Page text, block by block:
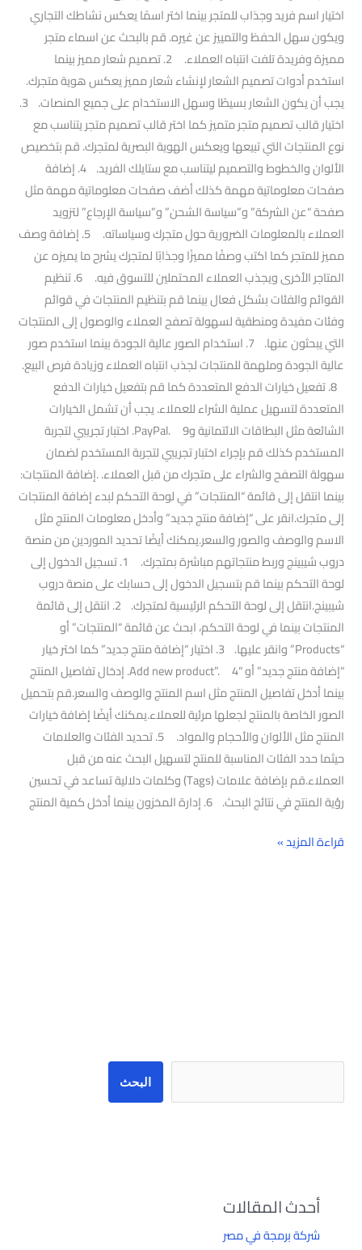
اختيار اسم فريد وجذاب للمتجر بينما اختر اسمًا يعكس نشاطك التجاري
ويكون سهل الحفظ والتمييز عن غيره. قم بالبحث عن اسماء متجر
مميزة وفريدة تلفت انتباه العملاء. 2. تصميم شعار مميز بينما
استخدم أدوات تصميم الشعار لإنشاء شعار مميز يعكس هوية متجرك.
يجب أن يكون الشعار بسيطًا وسهل الاستخدام على جميع المنصات. 3.
اختيار قالب تصميم متجر متميز كما اختر قالب تصميم متجر يتناسب مع
نوع المنتجات التي تبيعها ويعكس الهوية البصرية لمتجرك. قم بتخصيص
الألوان والخطوط والتصميم ليتناسب مع ستايلك الفريد. 4. إضافة
صفحات معلوماتية مهمة كذلك أضف صفحات معلوماتية مهمة مثل
صفحة “عن الشركة” و”سياسة الشحن” و”سياسة الإرجاع” لتزويد
العملاء بالمعلومات الضرورية حول متجرك وسياساته. 5. إضافة وصف
مميز للمتجر كما اكتب وصفًا مميزًا وجذابًا لمتجرك يشرح ما يميزه عن
المتاجر الأخرى ويجذب العملاء المحتملين للتسوق فيه. 6. تنظيم
القوائم والفئات بشكل فعال بينما قم بتنظيم المنتجات في قوائم
وفئات مفيدة ومنطقية لسهولة تصفح العملاء والوصول إلى المنتجات
التي يبحثون عنها. 7. استخدام الصور عالية الجودة بينما استخدم صور
عالية الجودة وملهمة للمنتجات لجذب انتباه العملاء وزيادة فرص البيع.
8. تفعيل خيارات الدفع المتعددة كما قم بتفعيل خيارات الدفع
المتعددة لتسهيل عملية الشراء للعملاء. يجب أن تشمل الخيارات
الشائعة مثل البطاقات الائتمانية وPayPal. 9. اختبار تجريبي لتجربة
المستخدم كذلك قم بإجراء اختبار تجريبي لتجربة المستخدم لضمان
سهولة التصفح والشراء على متجرك من قبل العملاء. .إضافة المنتجات:
بينما انتقل إلى قائمة “المنتجات” في لوحة التحكم لبدء إضافة المنتجات
إلى متجرك.انقر على “إضافة منتج جديد” وأدخل معلومات المنتج مثل
الاسم والوصف والصور والسعر.يمكنك أيضًا تحديد الموردين من منصة
دروب شيبينج وربط منتجاتهم مباشرة بمتجرك. 1. تسجيل الدخول إلى
لوحة التحكم بينما قم بتسجيل الدخول إلى حسابك على منصة دروب
شيبينج.انتقل إلى لوحة التحكم الرئيسية لمتجرك. 2. انتقل إلى قائمة
المنتجات بينما في لوحة التحكم، ابحث عن قائمة “المنتجات” أو
“Products” وانقر عليها. 3. اختيار “إضافة منتج جديد” كما اختر خيار
“إضافة منتج جديد” أو “Add new product”. 4. إدخال تفاصيل المنتج
بينما أدخل تفاصيل المنتج مثل اسم المنتج والوصف والسعر.قم بتحميل
الصور الخاصة بالمنتج لجعلها مرئية للعملاء.يمكنك أيضًا إضافة خيارات
المنتج مثل الألوان والأحجام والمواد. 5. تحديد الفئات والعلامات
حيثما حدد الفئات المناسبة للمنتج لتسهيل البحث عنه من قبل
العملاء.قم بإضافة علامات (Tags) وكلمات دلالية تساعد في تحسين
رؤية المنتج في نتائج البحث. 6. إدارة المخزون بينما أدخل كمية المنتج
قراءة المزيد »
البحث
أحدث المقالات
شركة برمجة في مصر